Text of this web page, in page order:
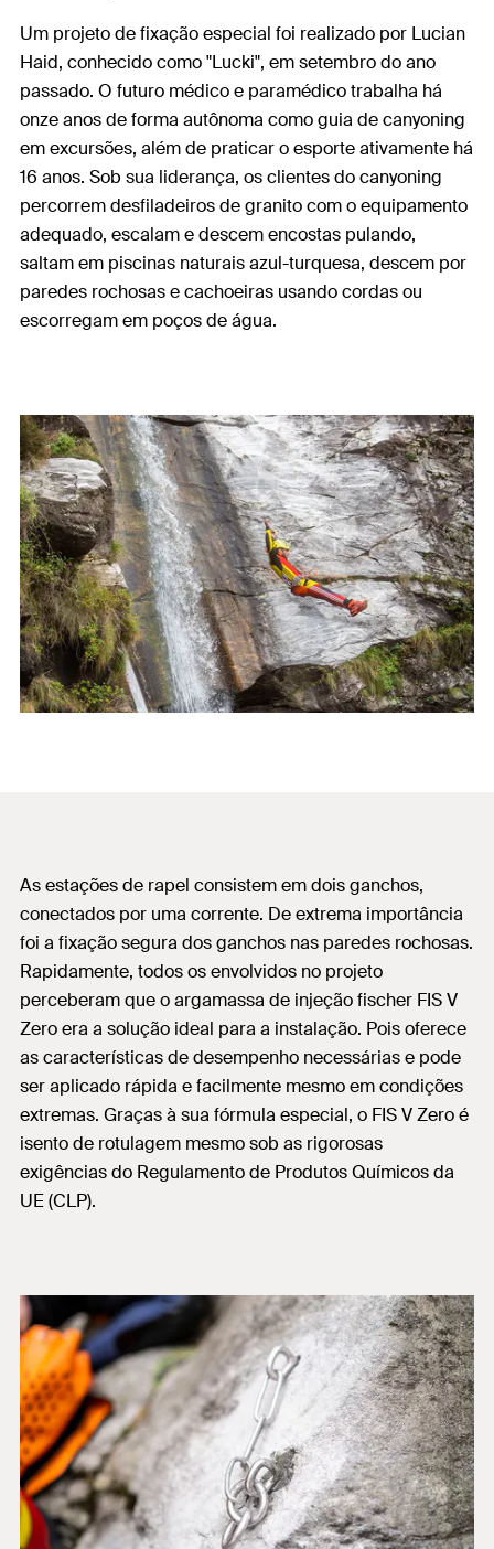
Um projeto de fixação especial foi realizado por Lucian
Haid, conhecido como "Lucki", em setembro do ano
passado. O futuro médico e paramédico trabalha há
onze anos de forma autônoma como guia de canyoning
em excursões, além de praticar o esporte ativamente há
16 anos. Sob sua liderança, os clientes do canyoning
percorrem desfiladeiros de granito com o equipamento
adequado, escalam e descem encostas pulando,
saltam em piscinas naturais azul-turquesa, descem por
paredes rochosas e cachoeiras usando cordas ou
escorregam em poços de água.
As estações de rapel consistem em dois ganchos,
conectados por uma corrente. De extrema importância
foi a fixação segura dos ganchos nas paredes rochosas.
Rapidamente, todos os envolvidos no projeto
perceberam que o argamassa de injeção fischer FIS V
Zero era a solução ideal para a instalação. Pois oferece
as características de desempenho necessárias e pode
ser aplicado rápida e facilmente mesmo em condições
extremas. Graças à sua fórmula especial, o FIS V Zero é
isento de rotulagem mesmo sob as rigorosas
exigências do Regulamento de Produtos Químicos da
UE (CLP).